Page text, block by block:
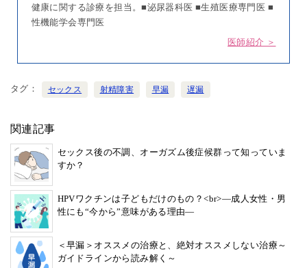
健康に関する診療を担当。■泌尿器科医 ■生殖医療専門医 ■
性機能学会専門医
医師紹介 ＞
タグ セックス 射精障害 早漏 遅漏
関連記事
セックス後の不調、オーガズム後症候群って知っていま
すか？
HPVワクチンは子どもだけのもの？<br>―成人女性・男
性にも“今から”意味がある理由―
＜早漏＞オススメの治療と、絶対オススメしない治療～
ガイドラインから読み解く～